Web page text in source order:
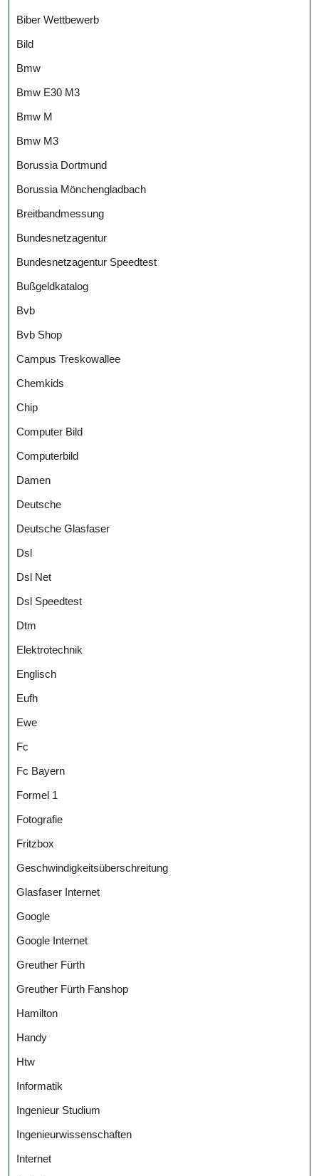
Biber Wettbewerb
Bild
Bmw
Bmw E30 M3
Bmw M
Bmw M3
Borussia Dortmund
Borussia Mönchengladbach
Breitbandmessung
Bundesnetzagentur
Bundesnetzagentur Speedtest
Bußgeldkatalog
Bvb
Bvb Shop
Campus Treskowallee
Chemkids
Chip
Computer Bild
Computerbild
Damen
Deutsche
Deutsche Glasfaser
Dsl
Dsl Net
Dsl Speedtest
Dtm
Elektrotechnik
Englisch
Eufh
Ewe
Fc
Fc Bayern
Formel 1
Fotografie
Fritzbox
Geschwindigkeitsüberschreitung
Glasfaser Internet
Google
Google Internet
Greuther Fürth
Greuther Fürth Fanshop
Hamilton
Handy
Htw
Informatik
Ingenieur Studium
Ingenieurwissenschaften
Internet